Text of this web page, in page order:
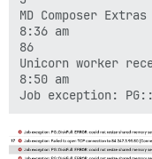
MD Composer
8:36 am
86
Unicorn worker
8:50 am